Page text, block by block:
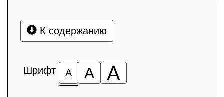
К содержанию
Шрифт А А А